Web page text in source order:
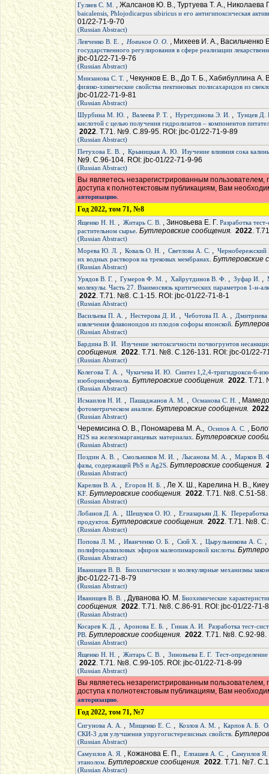
Гуляев С. М. , Жалсанов Ю. В., Туртуева Т. А., Николаева
baicalensis, Phlojodicarpus sibiricus и его антигипоксическая
01/22-71-9-70
(Russian Abstract)
Левченко В. Е. , Новиков О. О. , Михеев И. А.,
государственного регулирования в сфере реализации
jbc-01/22-71-9-76
(Russian Abstract)
Минзанова С. Т. , Чекунков Е. В., До Т. Б., Хабибуллина
физико-химические свойства пектиновых полисахаридов из
jbc-01/22-71-9-81
(Russian Abstract)
Шурбина М. Ю. , Валеева Р. Т. , Нуретдинова Э. И. , Тунцев Д.
кислотой с целью получения гидролизатов – компонентов
2022. Т.71. №9. С.89-95. ROI: jbc-01/22-71-9-89
(Russian Abstract)
Петухова Е. В. , Крыницкая А. Ю. Изучение влияния сока
№9. С.96-104. ROI: jbc-01/22-71-9-96
(Russian Abstract)
Вы являетесь незарегистрированным
доступа к полнотекстовым публикациям, Вам
авторизацию.
Год 2022, том 71, №8
Ященко Н. Н. , Житарь С. В. , Зиновьева Е. Г. Разработка
растительном сырье. Бутлеровские сообщения. 2022.
(Russian Abstract)
Морева Ю. Л. , Коваль О. Н. , Светлова А. С. ,
их водных растворов на трековых мембранах. Бутлеровские
(Russian Abstract)
Урядов В. Г. , Гумеров Ф. М. , Хайрутдинов В. Ф. , Зуфар И. ,
молекулы. Часть 27. Взаимосвязь критических параметров 1-н-
2022. Т.71. №8. С.1-15. ROI: jbc-01/22-71-8-1
(Russian Abstract)
Васильева П. А.
, Нестерова Д. И. , Чеботова П. А. ,
извлечения флавоноидов из плодов софоры японской.
(Russian Abstract)
Бардина В. И.
Изучение экотоксичности почвогрунтов
сообщения. 2022. Т.71. №8. С.126-131. ROI: jbc-01/22-
(Russian Abstract)
Колегова Т. А.
, Чукичева И. Ю.
Синтез 1,2,4-тригидрокси-6-
изоборнилфенола. Бутлеровские сообщения. 2022. Т.71.
(Russian Abstract)
Исмаилов Н. И. , Пашаджанов А. М. , Османова С. Н. ,
фотометрическом анализе. Бутлеровские сообщения. 2022
(Russian Abstract)
Черемисина О. В., Пономарева М. А., Осипов А. С. ,
H2S на железомарганцевых материалах. Бутлеровские
(Russian Abstract)
Поздин А. В. , Смольников М. И. , Лысанова М. А. , Марков В.
фазы, содержащей PbS и Ag2S. Бутлеровские сообщения.
(Russian Abstract)
Карелин В. А.
, Егоров Н. Б. , Ле Х. Ш., Карелина Н. В.,
KF. Бутлеровские сообщения. 2022. Т.71. №8. С.51-58.
(Russian Abstract)
Лобанов Д. А.
, Шешуков О. Ю. , Егиазарьян Д. К.
продуктов. Бутлеровские сообщения. 2022. Т.71. №8.
(Russian Abstract)
Попова Л. М. , Иванченко О. Б. , Сюй Х. , Цырульникова А. С.
полифторалкиловых эфиров малеопимаровой кислоты.
(Russian Abstract)
Иванищев В. В.
Биохимические и молекулярные механизмы
jbc-01/22-71-8-79
(Russian Abstract)
Иванищев В. В. , Дуванова Ю. М. Биохимические
сообщения. 2022. Т.71. №8. С.86-91. ROI: jbc-01/22-71-
(Russian Abstract)
Косарев К. Д.
, Аронова Е. Б. , Гинак А. И.
Разработка тест-
РВ. Бутлеровские сообщения. 2022. Т.71. №8. С.92-98.
(Russian Abstract)
Ященко Н. Н. , Житарь С. В. , Зиновьева Е. Г. Тест-
2022. Т.71. №8. С.99-105. ROI: jbc-01/22-71-8-99
(Russian Abstract)
Вы являетесь незарегистрированным
доступа к полнотекстовым публикациям, Вам
авторизацию.
Год 2022, том 71, №7
Сигунова А. А. , Мищенко Е. С. , Козлов А. М. , Карпов А. Б.
СКИ-3 для улучшения упругогистерезисных свойств.
(Russian Abstract)
Самуилов А. Я. , Кожанова Е. П., Елпашев А. С. , Самуилов
этанолом. Бутлеровские сообщения. 2022. Т.71. №7.
(Russian Abstract)